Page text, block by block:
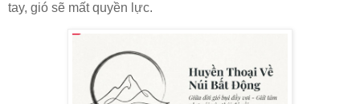
tay, gió sẽ mất quyền lực.